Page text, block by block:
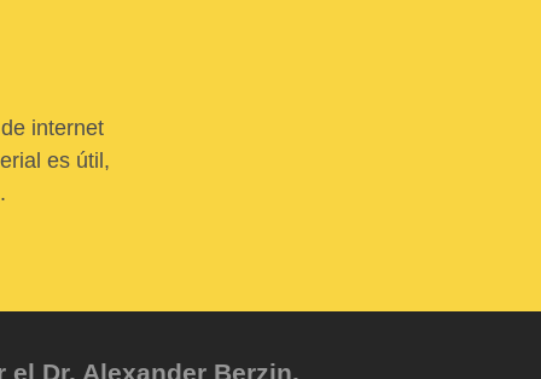
internet
es útil,
Dr. Alexander Berzin.